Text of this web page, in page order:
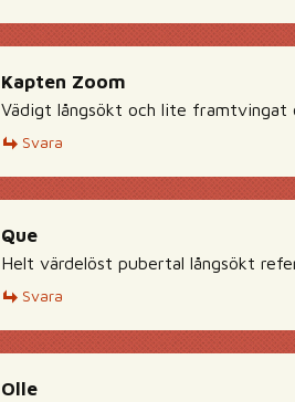
Kapten Zoom
Vädigt långsökt och lite framtvingat
Svara
Que
Helt värdelöst pubertal långsökt
Svara
Olle